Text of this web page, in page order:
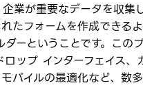
業が重要なデータを収集
たフォームを作成できるよ
ーということです。この
ップ インターフェイス、
バイルの最適化など、数多